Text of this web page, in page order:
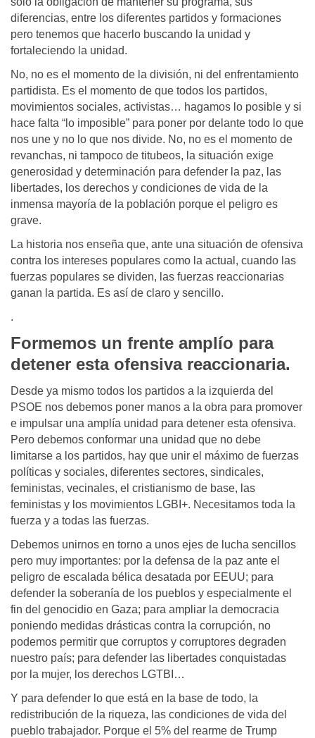
diferencias, entre los diferentes partidos y formaciones
pero tenemos que hacerlo buscando la unidad y
fortaleciendo la unidad.
No, no es el momento de la división, ni del enfrentamiento
partidista. Es el momento de que todos los partidos,
movimientos sociales, activistas… hagamos lo posible y si
hace falta “lo imposible” para poner por delante todo lo que
nos une y no lo que nos divide. No, no es el momento de
revanchas, ni tampoco de titubeos, la situación exige
generosidad y determinación para defender la paz, las
libertades, los derechos y condiciones de vida de la
inmensa mayoría de la población porque el peligro es
grave.
La historia nos enseña que, ante una situación de ofensiva
contra los intereses populares como la actual, cuando las
fuerzas populares se dividen, las fuerzas reaccionarias
ganan la partida. Es así de claro y sencillo.
.
Formemos un frente amplío para
detener esta ofensiva reaccionaria.
Desde ya mismo todos los partidos a la izquierda del
PSOE nos debemos poner manos a la obra para promover
e impulsar una amplía unidad para detener esta ofensiva.
Pero debemos conformar una unidad que no debe
limitarse a los partidos, hay que unir el máximo de fuerzas
políticas y sociales, diferentes sectores, sindicales,
feministas, vecinales, el cristianismo de base, las
feministas y los movimientos LGBI+. Necesitamos toda la
fuerza y a todas las fuerzas.
Debemos unirnos en torno a unos ejes de lucha sencillos
pero muy importantes: por la defensa de la paz ante el
peligro de escalada bélica desatada por EEUU; para
defender la soberanía de los pueblos y especialmente el
fin del genocidio en Gaza; para ampliar la democracia
poniendo medidas drásticas contra la corrupción, no
podemos permitir que corruptos y corruptores degraden
nuestro país; para defender las libertades conquistadas
por la mujer, los derechos LGTBI…
Y para defender lo que está en la base de todo, la
redistribución de la riqueza, las condiciones de vida del
pueblo trabajador. Porque el 5% del rearme de Trump